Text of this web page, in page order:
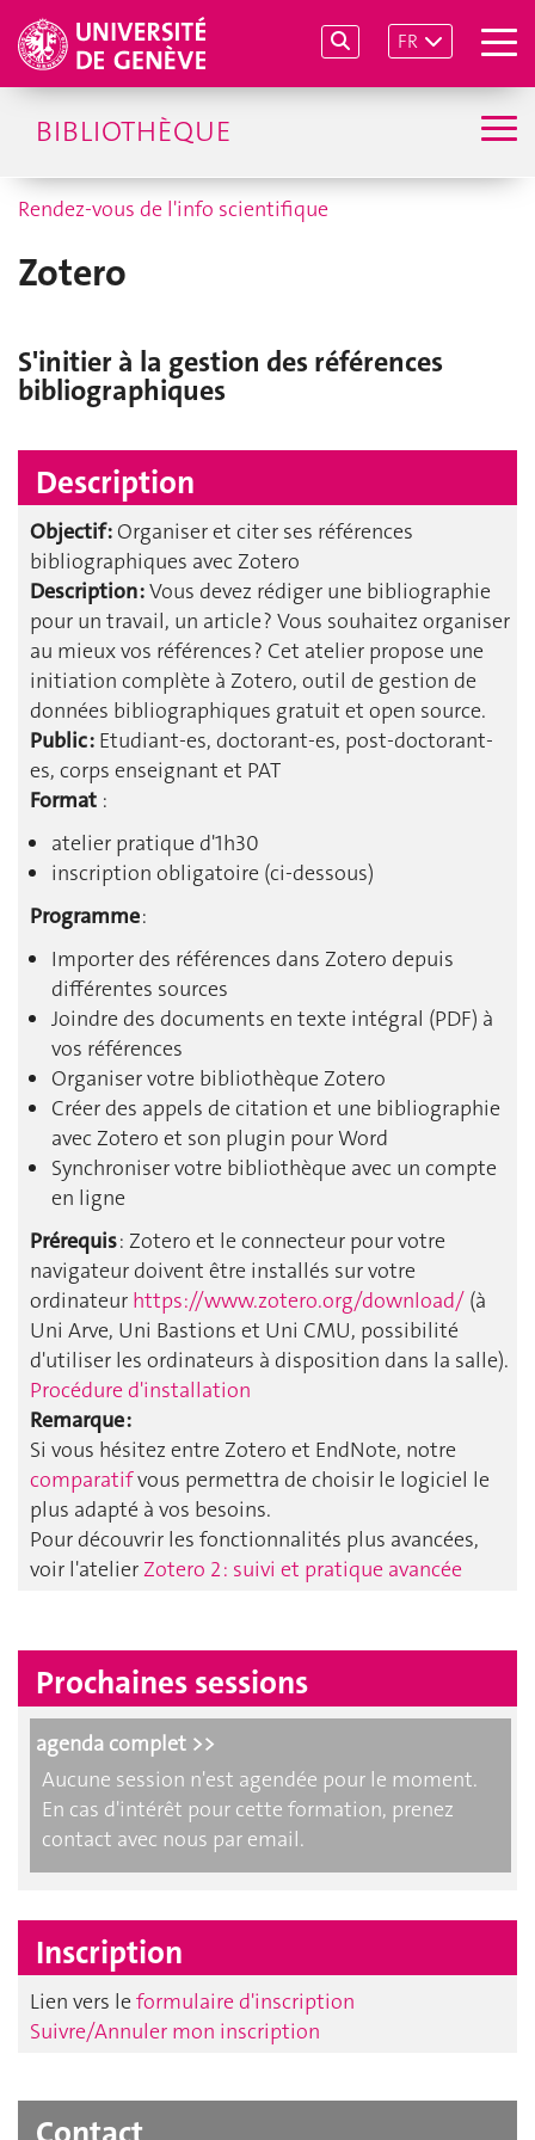
FR
BIBLIOTHÈQUE
Rendez-vous de l'info scientifique
Zotero
S'initier à la gestion des références
bibliographiques
Description
Objectif : Organiser et citer ses références
bibliographiques avec Zotero
Description :Vous devez rédiger une bibliographie
pour un travail, un article ? Vous souhaitez organiser
au mieux vos références ? Cet atelier propose une
initiation complète à Zotero, outil de gestion de
données bibliographiques gratuit et open source.
Public : Etudiant-es, doctorant-es, post-doctorant-
es, corps enseignant et PAT
Format :
atelier pratique d'1h30
inscription obligatoire (ci-dessous)
Programme:
Importer des références dans Zotero depuis
différentes sources
Joindre des documents en texte intégral (PDF) à
vos références
Organiser votre bibliothèque Zotero
Créer des appels de citation et une bibliographie
avec Zotero et son plugin pour Word
Synchroniser votre bibliothèque avec un compte
en ligne
Prérequis: Zotero et le connecteur pour votre
navigateur doivent être installés sur votre
ordinateur https://www.zotero.org/download/ (à
Uni Arve, Uni Bastions et Uni CMU, possibilité
d'utiliser les ordinateurs à disposition dans la salle).
Procédure d'installation
Remarque :
Si vous hésitez entre Zotero et EndNote, notre
comparatifvous permettra de choisir le logiciel le
plus adapté à vos besoins.
Pour découvrir les fonctionnalités plus avancées,
voir l'atelierZotero 2 : suivi et pratique avancée
Prochaines sessions
agenda complet >>
Aucune session n'est agendée pour le moment.
En cas d'intérêt pour cette formation, prenez
contact avec nous par email.
Inscription
Lien vers leformulaire d'inscription
Suivre/Annuler mon inscription